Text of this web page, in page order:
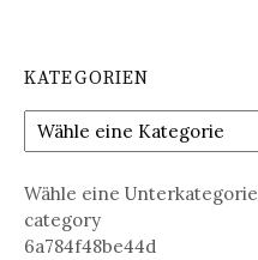
KATEGORIEN
Wähle eine Unterkategorie
category
6a784f48be44d